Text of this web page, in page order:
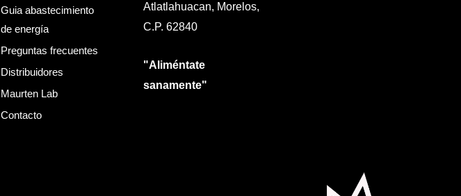
Guia abastecimiento
de energía
Preguntas frecuentes
Distribuidores
Maurten Lab
Contacto
Atlatlahuacan, Morelos,
C.P. 62840
"Aliméntate
sanamente"